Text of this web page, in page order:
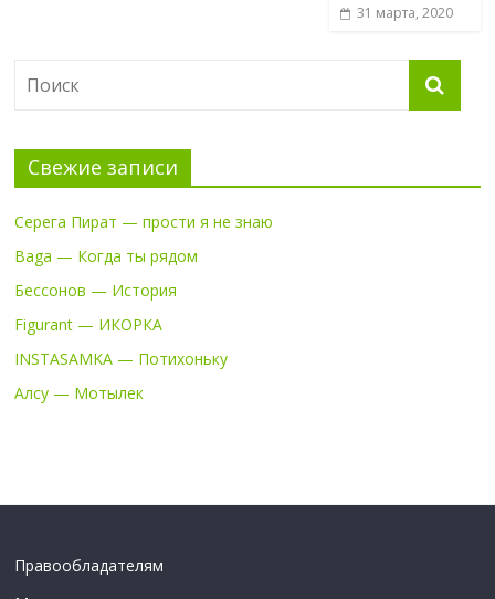
31 марта, 2020
Свежие записи
Серега Пират — прости я не знаю
Baga — Когда ты рядом
Бессонов — История
Figurant — ИКОРКА
INSTASAMKA — Потихоньку
Алсу — Мотылек
Правообладателям